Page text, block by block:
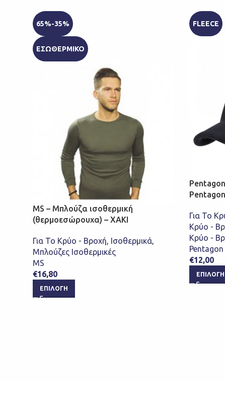
65%-35%
ΕΣΩΘΕΡΜΙΚΟ
MS – Μπλούζα ισοθερμική
(θερμοεσώρουχα) – ΧΑΚΙ
Για Το Κρύο - Βροχή, Ισοθερμικά,
Μπλούζες Ισοθερμικές
MS
€16,80
ΕΠΙΛΟΓΉ
FLEECE
Για Το
Κρύο -
Κρύο -
€12,00
ΕΠΙΛΟΓΉ